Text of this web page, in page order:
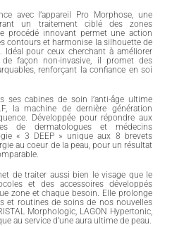
avec l’appareil Pro Morphose, une
un traitement ciblé des zones
procédé innovant permet une action
contours et harmonise la silhouette de
Idéal pour ceux cherchant à améliorer
de façon non-invasive, il promet des
renforçant la confiance en soi
ses cabines de soin l’anti-âge ultime
la machine de dernière génération
Développée pour répondre aux
de dermatologues et médecins
« 3 DEEP » unique aux 8 brevets
au coeur de la peau, pour un résultat
de traiter aussi bien le visage que le
et des accessoires développés
zone et chaque besoin. Elle prolonge
et routines de soins de nos nouvelles
Morphologic, LAGON Hypertonic,
au service d’une aura ultime de peau.